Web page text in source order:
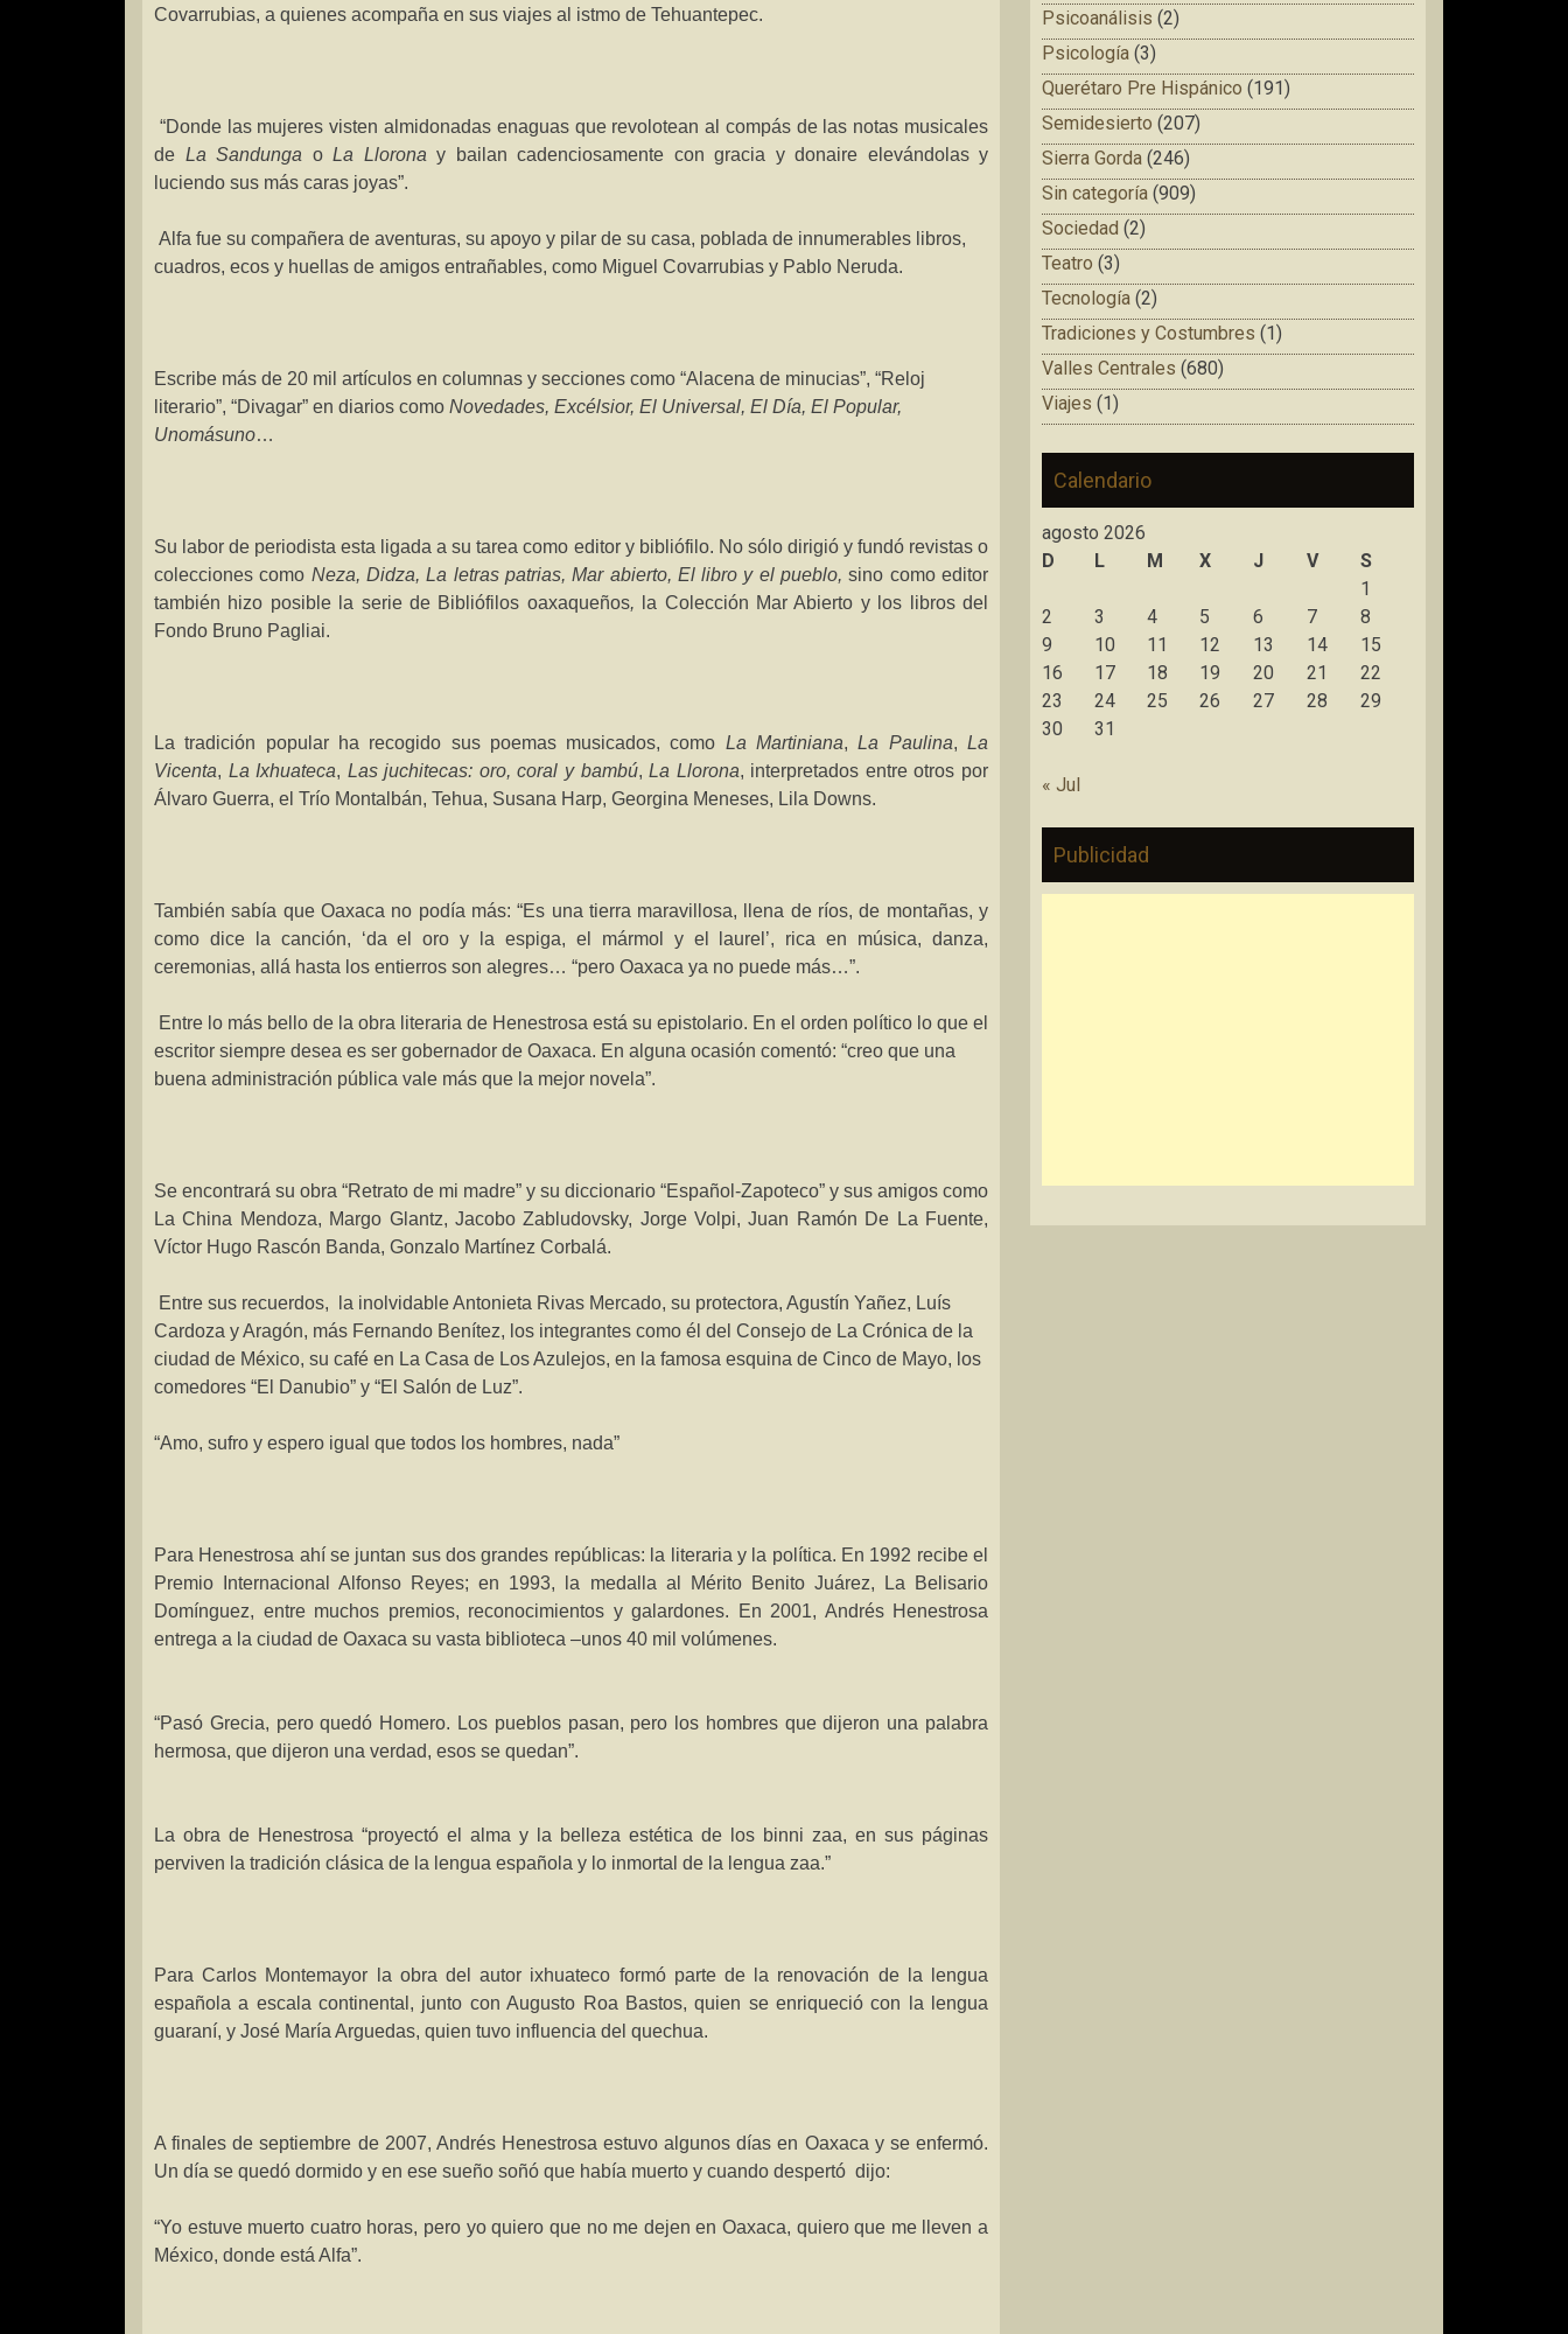
Covarrubias, a quienes acompaña en sus viajes al istmo de Tehuantepec.
“Donde las mujeres visten almidonadas enaguas que revolotean al compás de las notas musicales
de La Sandunga o La Llorona y bailan cadenciosamente con gracia y donaire elevándolas y
luciendo sus más caras joyas”.
Alfa fue su compañera de aventuras, su apoyo y pilar de su casa, poblada de innumerables libros,
cuadros, ecos y huellas de amigos entrañables, como Miguel Covarrubias y Pablo Neruda.
Escribe más de 20 mil artículos en columnas y secciones como “Alacena de minucias”, “Reloj
literario”, “Divagar” en diarios como Novedades, Excélsior, El Universal, El Día, El Popular,
Unomásuno…
Su labor de periodista esta ligada a su tarea como editor y bibliófilo. No sólo dirigió y fundó revistas o
colecciones como Neza, Didza, La letras patrias, Mar abierto, El libro y el pueblo, sino como editor
también hizo posible la serie de Bibliófilos oaxaqueños, la Colección Mar Abierto y los libros del
Fondo Bruno Pagliai.
La tradición popular ha recogido sus poemas musicados, como La Martiniana,La Paulina,La
Vicenta, La Ixhuateca, Las juchitecas: oro, coral y bambú,La Llorona, interpretados entre otros por
Álvaro Guerra, el Trío Montalbán, Tehua, Susana Harp, Georgina Meneses, Lila Downs.
También sabía que Oaxaca no podía más: “Es una tierra maravillosa, llena de ríos, de montañas, y
como dice la canción, ‘da el oro y la espiga, el mármol y el laurel’, rica en música, danza,
ceremonias, allá hasta los entierros son alegres… “pero Oaxaca ya no puede más…”.
Entre lo más bello de la obra literaria de Henestrosa está su epistolario. En el orden político lo que el
escritor siempre desea es ser gobernador de Oaxaca. En alguna ocasión comentó: “creo que una
buena administración pública vale más que la mejor novela”.
Se encontrará su obra “Retrato de mi madre” y su diccionario “Español-Zapoteco” y sus amigos como
La China Mendoza, Margo Glantz, Jacobo Zabludovsky, Jorge Volpi, Juan Ramón De La Fuente,
Víctor Hugo Rascón Banda, Gonzalo Martínez Corbalá.
Entre sus recuerdos,
la inolvidable Antonieta Rivas Mercado, su protectora, Agustín Yañez, Luís
Cardoza y Aragón, más Fernando Benítez, los integrantes como él del Consejo de La Crónica de la
ciudad de México, su café en La Casa de Los Azulejos, en la famosa esquina de Cinco de Mayo, los
comedores “El Danubio” y “El Salón de Luz”.
“Amo, sufro y espero igual que todos los hombres, nada”
Para Henestrosa ahí se juntan sus dos grandes repúblicas: la literaria y la política. En 1992 recibe el
Premio Internacional Alfonso Reyes; en 1993, la medalla al Mérito Benito Juárez,
La Belisario
Domínguez, entre muchos premios, reconocimientos y galardones. En 2001, Andrés Henestrosa
entrega a la ciudad de Oaxaca su vasta biblioteca –unos 40 mil volúmenes.
“Pasó Grecia, pero quedó Homero. Los pueblos pasan, pero los hombres que dijeron una palabra
hermosa, que dijeron una verdad, esos se quedan”.
La obra de Henestrosa “proyectó el alma y la belleza estética de los binni zaa, en sus páginas
perviven la tradición clásica de la lengua española y lo inmortal de la lengua zaa.”
Para Carlos Montemayor la obra del autor ixhuateco formó parte de la renovación de la lengua
española a escala continental, junto con Augusto Roa Bastos, quien se enriqueció con la lengua
guaraní, y José María Arguedas, quien tuvo influencia del quechua.
A finales de septiembre de 2007, Andrés Henestrosa estuvo algunos días en Oaxaca y se enfermó.
Un día se quedó dormido y en ese sueño soñó que había muerto y cuando despertó dijo:
“Yo estuve muerto cuatro horas, pero yo quiero que no me dejen en Oaxaca, quiero que me lleven a
México, donde está Alfa”.
Psicoanálisis (2)
Psicología (3)
Querétaro Pre Hispánico (191)
Semidesierto (207)
Sierra Gorda (246)
Sin categoría (909)
Sociedad (2)
Teatro (3)
Tecnología (2)
Tradiciones y Costumbres (1)
Valles Centrales (680)
Viajes (1)
Calendario
agosto 2026
D
L M X J V
S
1
2
3 4 5 6 7
8
9
10 11 12 13 14
15
16
17 18 19 20 21
22
23
24 25 26 27 28
29
30
31
« Jul
Publicidad